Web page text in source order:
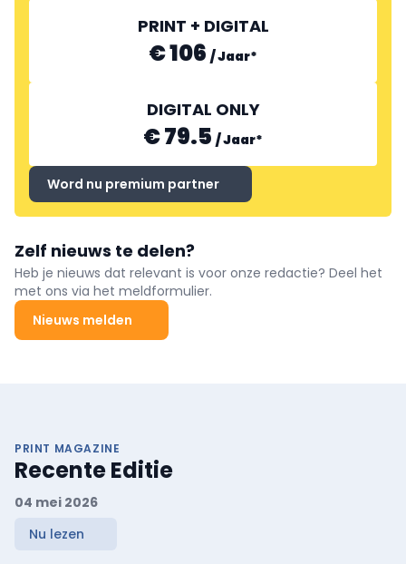
PRINT + DIGITAL
€ 106 /Jaar*
DIGITAL ONLY
€ 79.5 /Jaar*
Word nu premium partner
Zelf nieuws te delen?
Heb je nieuws dat relevant is voor onze redactie? Deel het
met ons via het meldformulier.
Nieuws melden
PRINT MAGAZINE
Recente Editie
04 mei 2026
Nu lezen